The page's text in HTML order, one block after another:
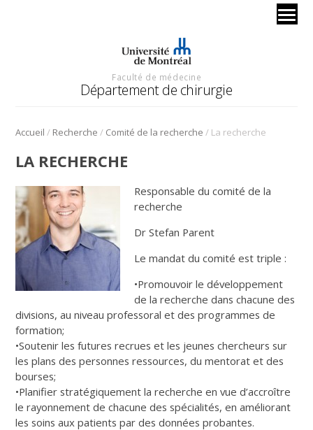
Faculté de médecine
Département de chirurgie
Accueil / Recherche / Comité de la recherche / La recherche
LA RECHERCHE
Responsable du comité de la
recherche
Dr Stefan Parent
Le mandat du comité est triple :
•Promouvoir le développement
de la recherche dans chacune des
divisions, au niveau professoral et des programmes de
formation;
•Soutenir les futures recrues et les jeunes chercheurs sur
les plans des personnes ressources, du mentorat et des
bourses;
•Planifier stratégiquement la recherche en vue d’accroître
le rayonnement de chacune des spécialités, en améliorant
les soins aux patients par des données probantes.